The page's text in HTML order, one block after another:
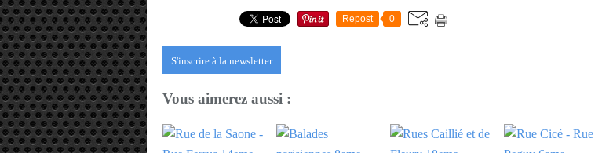
Repost 0
S'inscrire à la newsletter
Vous aimerez aussi :